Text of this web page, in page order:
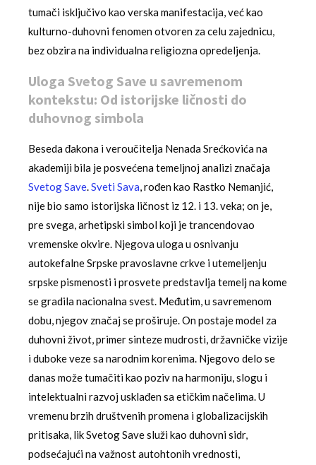
tumači isključivo kao verska manifestacija, već kao
kulturno-duhovni fenomen otvoren za celu zajednicu,
bez obzira na individualna religiozna opredeljenja.
Uloga Svetog Save u savremenom
kontekstu: Od istorijske ličnosti do
duhovnog simbola
Beseda đakona i veroučitelja Nenada Srećkovića na
akademiji bila je posvećena temeljnoj analizi značaja
Svetog Save Sveti Sava , rođen kao Rastko Nemanjić,
nije bio samo istorijska ličnost iz 12. i 13. veka; on je,
pre svega, arhetipski simbol koji je trancendovao
vremenske okvire. Njegova uloga u osnivanju
autokefalne Srpske pravoslavne crkve i utemeljenju
srpske pismenosti i prosvete predstavlja temelj na kome
se gradila nacionalna svest. Međutim, u savremenom
dobu, njegov značaj se proširuje. On postaje model za
duhovni život, primer sinteze mudrosti, državničke vizije
i duboke veze sa narodnim korenima. Njegovo delo se
danas može tumačiti kao poziv na harmoniju, slogu i
intelektualni razvoj usklađen sa etičkim načelima. U
vremenu brzih društvenih promena i globalizacijskih
pritisaka, lik Svetog Save služi kao duhovni sidr,
podsećajući na važnost autohtonih vrednosti,